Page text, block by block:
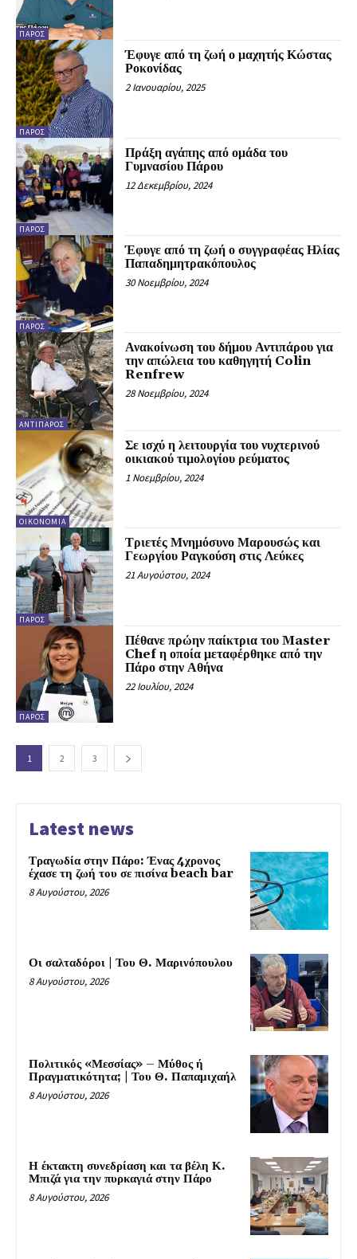
ΠΆΡΟΣ
ΠΆΡΟΣ
Έφυγε από τη ζωή ο μαχητής Κώστας
Ροκονίδας
2 Ιανουαρίου, 2025
ΠΆΡΟΣ
Πράξη αγάπης από ομάδα του
Γυμνασίου Πάρου
12 Δεκεμβρίου, 2024
ΠΆΡΟΣ
Έφυγε από τη ζωή ο συγγραφέας Ηλίας
Παπαδημητρακόπουλος
30 Νοεμβρίου, 2024
ΑΝΤΊΠΑΡΟΣ
Ανακοίνωση του δήμου Αντιπάρου για
την απώλεια του καθηγητή Colin
Renfrew
28 Νοεμβρίου, 2024
ΟΙΚΟΝΟΜΊΑ
Σε ισχύ η λειτουργία του νυχτερινού
οικιακού τιμολογίου ρεύματος
1 Νοεμβρίου, 2024
ΠΆΡΟΣ
Τριετές Μνημόσυνο Μαρουσώς και
Γεωργίου Ραγκούση στις Λεύκες
21 Αυγούστου, 2024
ΠΆΡΟΣ
Πέθανε πρώην παίκτρια του Master
Chef η οποία μεταφέρθηκε από την
Πάρο στην Αθήνα
22 Ιουλίου, 2024
1 2 3
Latest news
Τραγωδία στην Πάρο: Ένας 4χρονος
έχασε τη ζωή του σε πισίνα beach bar
8 Αυγούστου, 2026
Οι σαλταδόροι | Του Θ. Μαρινόπουλου
8 Αυγούστου, 2026
Πολιτικός «Μεσσίας» – Μύθος ή
Πραγματικότητα; | Του Θ. Παπαμιχαήλ
8 Αυγούστου, 2026
Η έκτακτη συνεδρίαση και τα βέλη Κ.
Μπιζά για την πυρκαγιά στην Πάρο
8 Αυγούστου, 2026